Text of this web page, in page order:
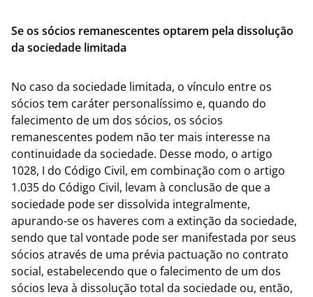
Se os sócios remanescentes optarem pela dissolução
da sociedade limitada
No caso da sociedade limitada, o vínculo entre os
sócios tem caráter personalíssimo e, quando do
falecimento de um dos sócios, os sócios
remanescentes podem não ter mais interesse na
continuidade da sociedade. Desse modo, o artigo
1028, I do Código Civil, em combinação com o artigo
1.035 do Código Civil, levam à conclusão de que a
sociedade pode ser dissolvida integralmente,
apurando-se os haveres com a extinção da sociedade,
sendo que tal vontade pode ser manifestada por seus
sócios através de uma prévia pactuação no contrato
social, estabelecendo que o falecimento de um dos
sócios leva à dissolução total da sociedade ou, então,